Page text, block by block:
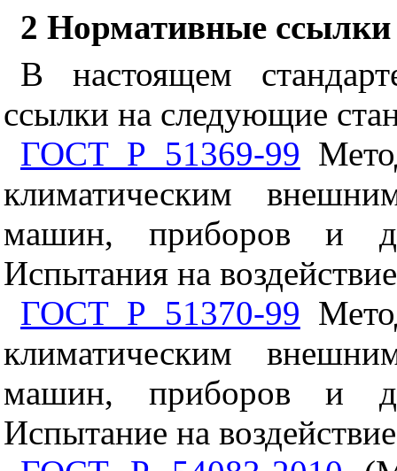
2 Нормативные ссылки
В настоящем
ссылки на следующие
ГОСТ Р 51369-99
климатическим
машин, приборов и
Испытания на
ГОСТ Р 51370-99
климатическим
машин, приборов и
Испытание на